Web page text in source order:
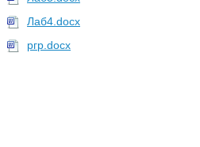
Лаб4.docx
ргр.docx